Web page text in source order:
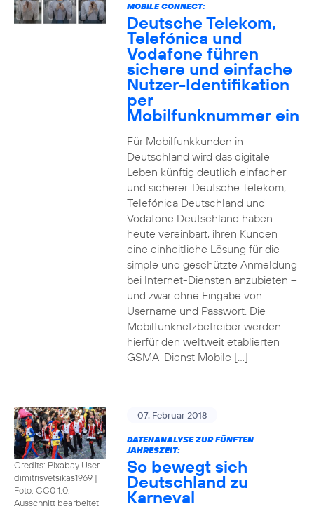
MOBILE CONNECT:
Deutsche Telekom,
Telefónica und
Vodafone führen
sichere und einfache
Nutzer-Identifikation
per
Mobilfunknummer ein
Für Mobilfunkkunden in
Deutschland wird das digitale
Leben künftig deutlich einfacher
und sicherer. Deutsche Telekom,
Telefónica Deutschland und
Vodafone Deutschland haben
heute vereinbart, ihren Kunden
eine einheitliche Lösung für die
simple und geschützte Anmeldung
bei Internet-Diensten anzubieten –
und zwar ohne Eingabe von
Username und Passwort. Die
Mobilfunknetzbetreiber werden
hierfür den weltweit etablierten
GSMA-Dienst Mobile […]
Credits: Pixabay User
dimitrisvetsikas1969 |
Foto: CC0 1.0,
Ausschnitt bearbeitet
07. Februar 2018
DATENANALYSE ZUR FÜNFTEN
JAHRESZEIT:
So bewegt sich
Deutschland zu
Karneval